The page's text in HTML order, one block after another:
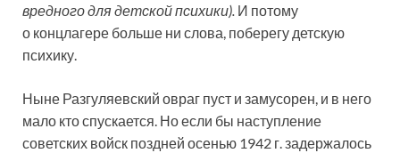
вредного для детской психики). И потому
о концлагере больше ни слова, поберегу детскую
психику.
Ныне Разгуляевский овраг пуст и замусорен, и в него
мало кто спускается. Но если бы наступление
советских войск поздней осенью 1942 г. задержалось